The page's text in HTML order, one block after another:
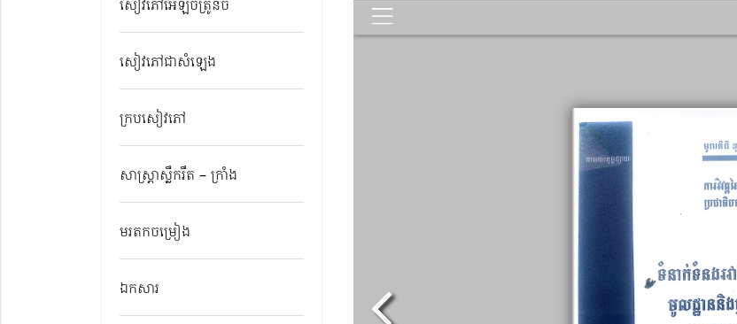
សៀវភៅអេឡិចត្រូនិច
សៀវភៅជាសំឡេង
ក្របសៀវភៅ
សាស្ត្រាស្លឹករឹត – ក្រាំង
មរតកចម្រៀង
ឯកសារ